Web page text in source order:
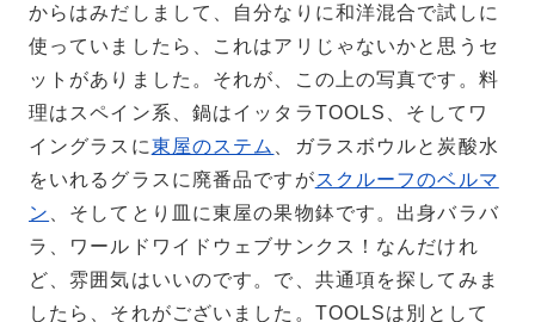
からはみだしまして、自分なりに和洋混合で試しに
使っていましたら、これはアリじゃないかと思うセ
ットがありました。それが、この上の写真です。料
理はスペイン系、鍋はイッタラTOOLS、そしてワ
イングラスに東屋のステム
、ガラスボウルと炭酸水
をいれるグラスに廃番品ですがスクルーフのベルマ
ン
、そしてとり皿に東屋の果物鉢です。出身バラバ
ラ、ワールドワイドウェブサンクス！なんだけれ
ど、雰囲気はいいのです。で、共通項を探してみま
したら、それがございました。TOOLSは別として